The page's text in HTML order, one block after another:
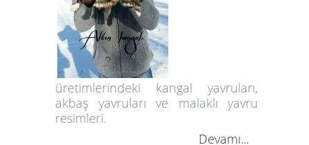
üretimlerindeki kangal yavruları,
akbaş yavruları ve malaklı yavru
resimleri.
Devamı...